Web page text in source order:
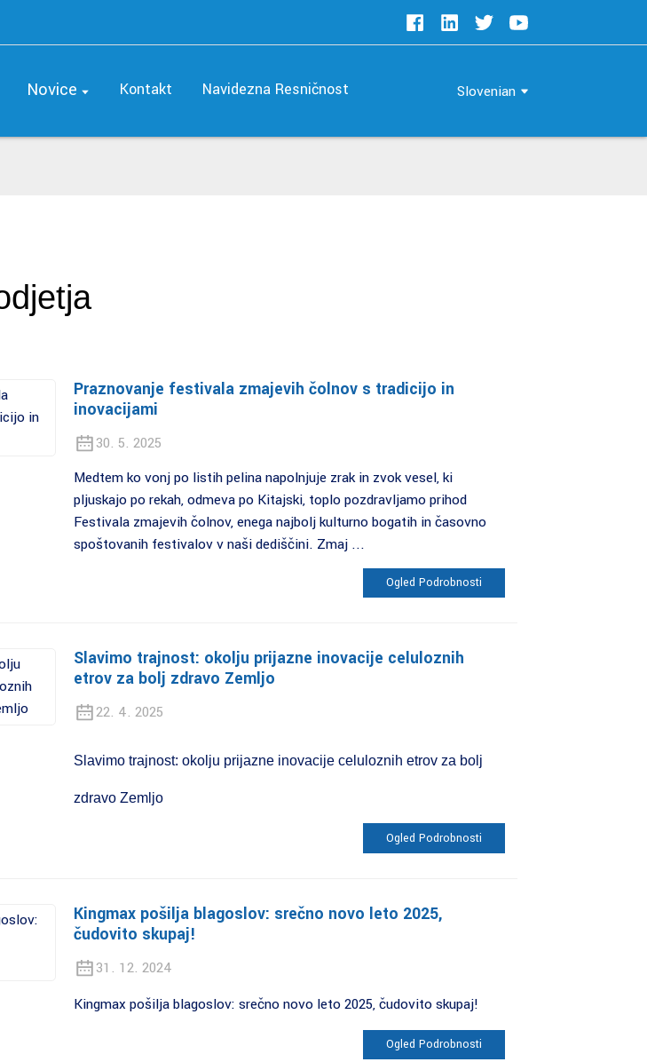
Novice Kontakt Navidezna Resničnost Slovenian
Praznovanje festivala zmajevih čolnov s tradicijo in
inovacijami
30. 5. 2025
Medtem ko vonj po listih pelina napolnjuje zrak in zvok vesel, ki
pljuskajo po rekah, odmeva po Kitajski, toplo pozdravljamo prihod
Festivala zmajevih čolnov, enega najbolj kulturno bogatih in časovno
spoštovanih festivalov v naši dediščini. Zmaj ...
Ogled Podrobnosti
Slavimo trajnost: okolju prijazne inovacije celuloznih
etrov za bolj zdravo Zemljo
22. 4. 2025
Slavimo trajnost: okolju prijazne inovacije celuloznih etrov za bolj
zdravo Zemljo
Ogled Podrobnosti
Kingmax pošilja blagoslov: srečno novo leto 2025,
čudovito skupaj!
31. 12. 2024
Kingmax pošilja blagoslov: srečno novo leto 2025, čudovito skupaj!
Ogled Podrobnosti